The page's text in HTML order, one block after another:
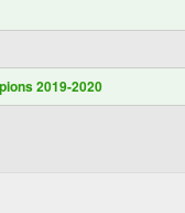
2019-2020